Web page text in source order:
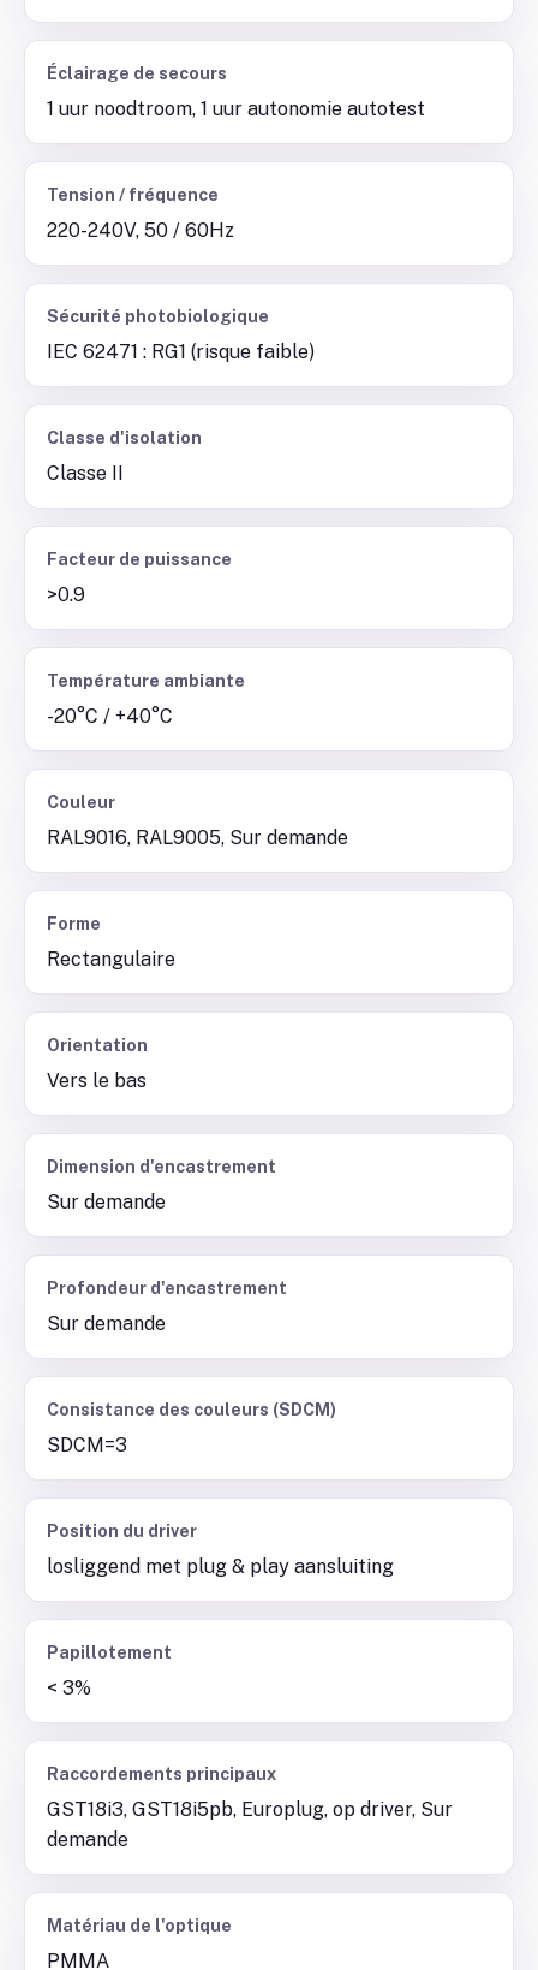
Éclairage de secours
1 uur noodtroom, 1 uur autonomie autotest
Tension / fréquence
220-240V, 50 / 60Hz
Sécurité photobiologique
IEC 62471 : RG1 (risque faible)
Classe d'isolation
Classe II
Facteur de puissance
>0.9
Température ambiante
-20°C / +40°C
Couleur
RAL9016, RAL9005, Sur demande
Forme
Rectangulaire
Orientation
Vers le bas
Dimension d'encastrement
Sur demande
Profondeur d'encastrement
Sur demande
Consistance des couleurs (SDCM)
SDCM=3
Position du driver
losliggend met plug & play aansluiting
Papillotement
< 3%
Raccordements principaux
GST18i3, GST18i5pb, Europlug, op driver, Sur
demande
Matériau de l'optique
PMMA